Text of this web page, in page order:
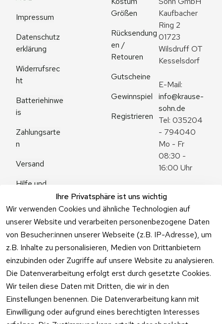
Ihre Privatsphäre ist uns wichtig
Wir verwenden Cookies und ähnliche Technologien auf
unserer Website und verarbeiten personenbezogene Daten
von Besucher:innen unserer Webseite (z.B. IP-Adresse), um
z.B. Inhalte zu personalisieren, Medien von Drittanbietern
einzubinden oder Zugriffe auf unsere Website zu analysieren.
Die Datenverarbeitung erfolgt erst durch gesetzte Cookies.
Wir teilen diese Daten mit Dritten, die wir in den
Einstellungen benennen. Die Datenverarbeitung kann mit
Einwilligung oder aufgrund eines berechtigten Interesses
Impressum
Datenschutz
erklärung
Widerrufsrec
ht
Batteriehinwe
is
Zahlungsarte
n
Versand
Hilfe und
Fragen
Größen
Rücksendung
en /
Retouren
Gutscheine
Gewinnspiel
Registrieren
Kaufbacher
Ring 2
01723
Wilsdruff OT
Kesselsdorf
info@krause-
sohn.de
Tel: 035204
- 794040
Mo - Fr
08:30 -
16:00 Uhr
Zum
Kontaktformu
lar
Vertrag
widerrufen